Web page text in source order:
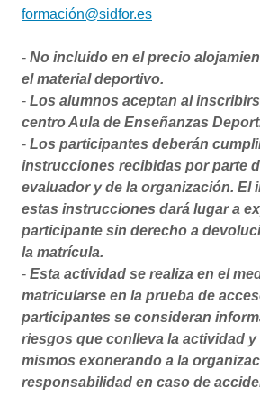
formación@sidfor.es
- No incluido en el precio
el material deportivo.
- Los alumnos aceptan al
centro Aula de Enseñanzas
- Los participantes deberán
instrucciones recibidas por parte
evaluador y de la organización. El
estas instrucciones dará lugar a
participante sin derecho a
la matrícula.
- Esta actividad se realiza en el
matricularse en la prueba de
participantes se consideran
riesgos que conlleva la actividad y
mismos exonerando a la
responsabilidad en caso de